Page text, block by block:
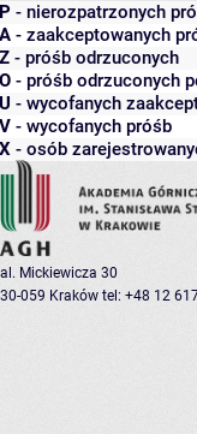
P - nierozpatrzonych
A - zaakceptowanych
Z - próśb odrzuconych
O - próśb odrzuconych
U - wycofanych
V - wycofanych próśb
X - osób
al. Mickiewicza 30
30-059 Kraków tel: +48 12